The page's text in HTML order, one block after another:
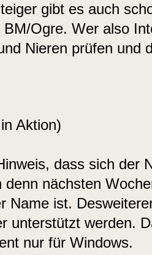
gibt es auch
Ogre. Wer also
Nieren prüfen und
Aktion)
dass sich der
denn nächsten
Name ist.
unterstützt werden.
nur für Windows.